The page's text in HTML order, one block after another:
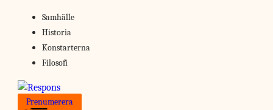
content
Samhälle
Historia
Konstarterna
Filosofi
Prenumerera